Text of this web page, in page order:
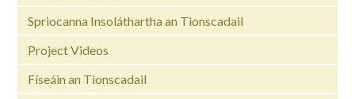
Spriocanna Insoláthartha an Tionscadail
Project Videos
Físeáin an Tionscadail